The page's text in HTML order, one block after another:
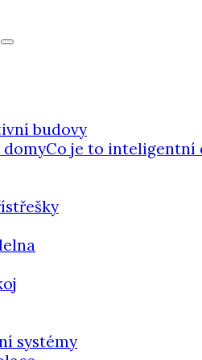
budovy
Co je to inteligentní
systémy